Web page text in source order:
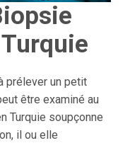
prélever un petit
être examiné au
Turquie soupçonne
il ou elle